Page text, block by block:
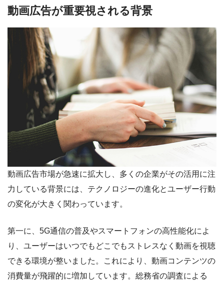
動画広告が重要視される背景
動画広告市場が急速に拡大し、多くの企業がその活用に注
力している背景には、テクノロジーの進化とユーザー行動
の変化が大きく関わっています。
第一に、5G通信の普及やスマートフォンの高性能化によ
り、ユーザーはいつでもどこでもストレスなく動画を視聴
できる環境が整いました。これにより、動画コンテンツの
消費量が飛躍的に増加しています。総務省の調査による